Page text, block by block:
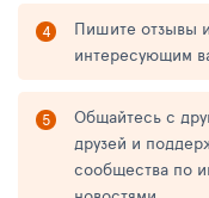
Пишите отзывы
интересующим
Общайтесь с
друзей и
сообщества по